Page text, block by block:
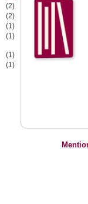
(2)
(2)
(1)
(1)
(1)
(1)